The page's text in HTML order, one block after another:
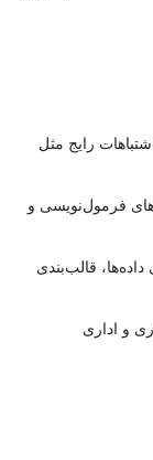
رایج مثل
فرمول‌نویسی و
قالب‌بندی
و اداری